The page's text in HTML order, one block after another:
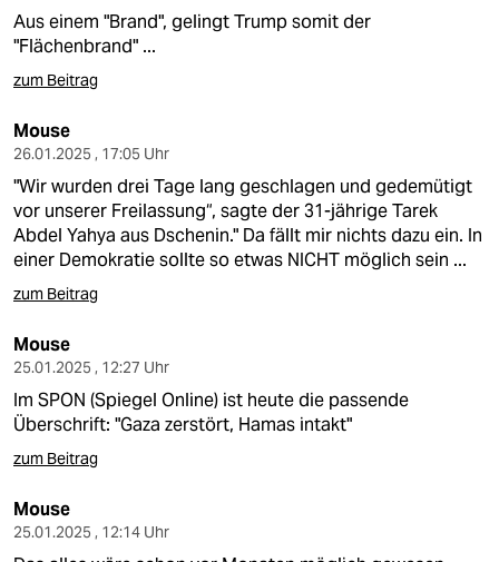
Aus einem "Brand", gelingt Trump somit der
"Flächenbrand" ...
zum Beitrag
Mouse
26.01.2025 , 17:05 Uhr
"Wir wurden drei Tage lang geschlagen und gedemütigt
vor unserer Freilassung“, sagte der 31-jährige Tarek
Abdel Yahya aus Dschenin." Da fällt mir nichts dazu ein. In
einer Demokratie sollte so etwas NICHT möglich sein ...
zum Beitrag
Mouse
25.01.2025 , 12:27 Uhr
Im SPON (Spiegel Online) ist heute die passende
Überschrift: "Gaza zerstört, Hamas intakt"
zum Beitrag
Mouse
25.01.2025 , 12:14 Uhr